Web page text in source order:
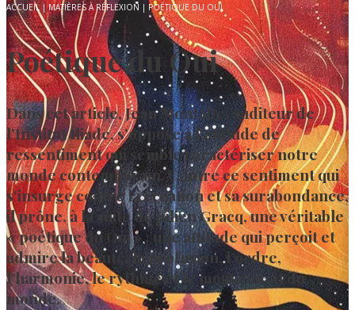
ACCUEIL|MATIÈRES À RÉFLEXION |POÉTIQUE DU OUI
Poétique du Oui
Dans cet article, Jean Montalte, auditeur de
l’Institut Iliade, s’oppose à l’attitude de
ressentiment qui semble caractériser notre
monde contemporain. Contre ce sentiment qui
s'insurge contre la création et sa surabondance,
il prône, à la suite de Julien Gracq, une véritable
« poétique du Oui » : une attitude qui perçoit et
admire la beauté, la profusion, l’ordre,
l’harmonie, le rythme et le mouvement du
monde.